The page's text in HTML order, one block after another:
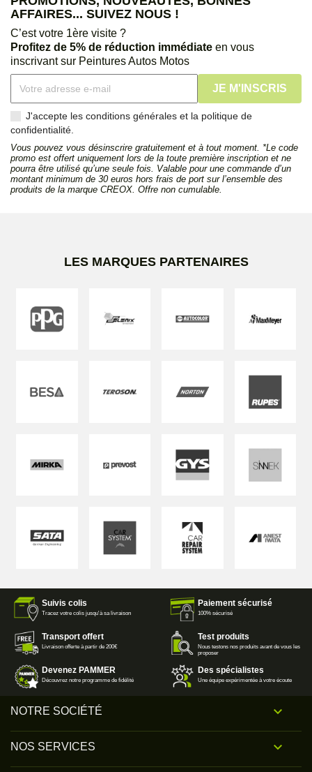
AFFAIRES... SUIVEZ NOUS !
C’est votre 1ère visite ?
Profitez de 5% de réduction immédiate en vous
inscrivant sur Peintures Autos Motos
J'accepte les conditions générales et la politique de
confidentialité.
Vous pouvez vous désinscrire gratuitement et à tout moment. *Le code
promo est offert uniquement lors de la toute première inscription et ne
pourra être utilisé qu’une seule fois. Valable pour une commande d’un
montant minimum de 30 euros hors frais de port sur l’ensemble des
produits de la marque CREOX. Offre non cumulable.
LES MARQUES PARTENAIRES
Suivis colis
Tracez votre colis jusqu'à sa livraison
Paiement sécurisé
100% sécurisé
Transport offert
Livraison offerte à partir de 200€
Test produits
Nous testons nos produits avant de vous les
proposer
Devenez PAMMER
Découvrez notre programme de fidélité
Des spécialistes
Une équipe expérimentée à votre écoute
NOTRE SOCIÉTÉ 
NOS SERVICES 